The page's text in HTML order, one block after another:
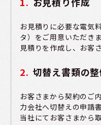
お見積りに必要な電気
タ）をご用意いただき
見積りを作成し、お客
切替え書類の
お客さまから契約のご
力会社へ切替えの申請
当社にてお客さまから